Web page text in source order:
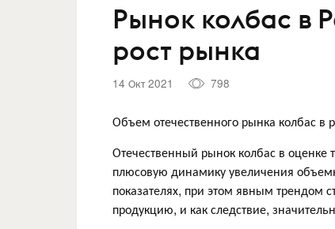
Рынок колбас в
рост рынка
14 Окт 2021 798
Объем отечественного рынка колбас
Отечественный рынок колбас в оценке
плюсовую динамику увеличения
показателях, при этом явным трендом
продукцию, и как следствие,